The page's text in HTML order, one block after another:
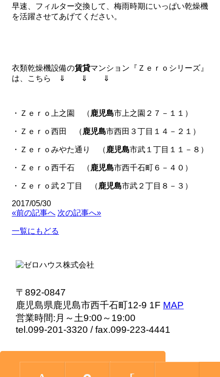
早速、フィルター交換して、梅雨時期にいっぱい乾燥機
を活躍させてあげてください。
衣類乾燥機設備の賃貸マンション『Ｚｅｒｏシリーズ』
は、こちら ⇓ ⇓ ⇓
・Ｚｅｒｏ上之園 （ 鹿児島市上之園２７－１１）
・Ｚｅｒｏ西田 （ 鹿児島市西田３丁目１４－２１）
・Ｚｅｒｏみやた通り （ 鹿児島市武１丁目１１－８）
・Ｚｅｒｏ西千石 （ 鹿児島市西千石町６－４０）
・Ｚｅｒｏ武２丁目 （ 鹿児島市武２丁目８－３）
2017/05/30
«前の記事へ 次の記事へ»
一覧にもどる
〒892-0847
鹿児島県鹿児島市西千石町12-9 1F MAP
営業時間:月～土9:00～19:00
tel.099-201-3320 / fax.099-223-4441